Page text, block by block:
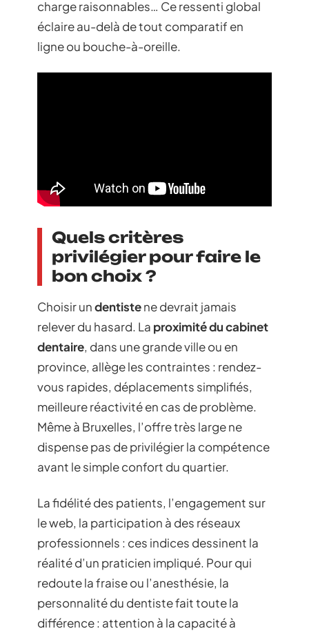
charge raisonnables… Ce ressenti global
éclaire au-delà de tout comparatif en
ligne ou bouche-à-oreille.
Quels critères
privilégier pour faire le
bon choix ?
Choisir undentistene devrait jamais
relever du hasard. La proximité du cabinet
dentaire, dans une grande ville ou en
province, allège les contraintes : rendez-
vous rapides, déplacements simplifiés,
meilleure réactivité en cas de problème.
Même à Bruxelles, l’offre très large ne
dispense pas de privilégier la compétence
avant le simple confort du quartier.
La fidélité des patients, l’engagement sur
le web, la participation à des réseaux
professionnels : ces indices dessinent la
réalité d’un praticien impliqué. Pour qui
redoute la fraise ou l’anesthésie, la
personnalité du dentiste fait toute la
différence : attention à la capacité à